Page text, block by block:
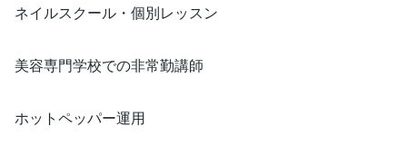
ネイルスクール・個別レッスン
美容専門学校での非常勤講師
ホットペッパー運用